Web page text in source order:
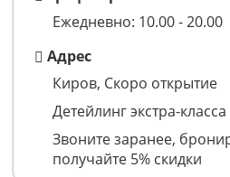
Ежедневно: 10.00 - 20.00
Адрес
Киров, Скоро открытие
Детейлинг экстра-класса
Звоните заранее,
получайте 5% скидки